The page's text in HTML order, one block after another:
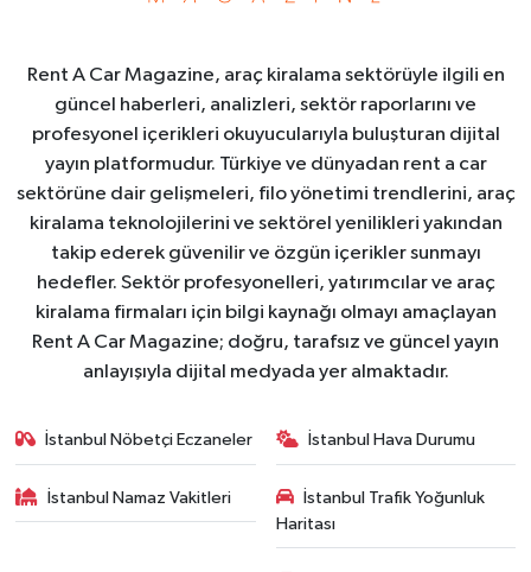
Rent A Car Magazine, araç kiralama sektörüyle ilgili en
güncel haberleri, analizleri, sektör raporlarını ve
profesyonel içerikleri okuyucularıyla buluşturan dijital
yayın platformudur. Türkiye ve dünyadan rent a car
sektörüne dair gelişmeleri, filo yönetimi trendlerini, araç
kiralama teknolojilerini ve sektörel yenilikleri yakından
takip ederek güvenilir ve özgün içerikler sunmayı
hedefler. Sektör profesyonelleri, yatırımcılar ve araç
kiralama firmaları için bilgi kaynağı olmayı amaçlayan
Rent A Car Magazine; doğru, tarafsız ve güncel yayın
anlayışıyla dijital medyada yer almaktadır.
İstanbul Nöbetçi Eczaneler İstanbul Hava Durumu
İstanbul Namaz Vakitleri
İstanbul Trafik Yoğunluk
Haritası